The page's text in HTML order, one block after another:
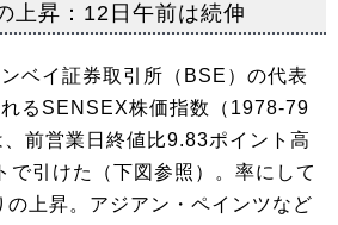
上昇：12日午前は続伸
ベイ証券取引所（BSE）の代表
るSENSEX株価指数（1978-79
前営業日終値比9.83ポイント高
引けた（下図参照）。率にして
上昇。アジアン・ペインツなど